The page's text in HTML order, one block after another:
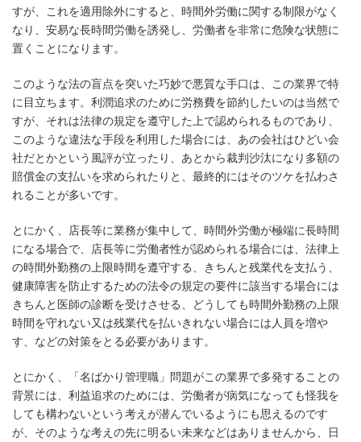
すが、これを適用除外にすると、時間外労働に関する制限がなく
なり、安易な長時間労働を誘発し、労働者を非常に危険な状態に
置くことになります。
このような法の盲点を突いた巧妙で悪質な手口は、この業界で特
に目立ちます。利潤追求のために労務費を節約したいのは当然で
すが、それは法律の規定を遵守した上で認められるものであり、
このような違法な手段を利用した場合には、あの会社はひどい会
社だとかという風評が立ったり、あとから裁判沙汰になり多額の
賠償金の支払いを求められたりと、最終的にはそのツケを払わさ
れることが多いです。
とにかく、店長等に業務が集中して、時間外労働が極端に長時間
になる場合で、店長等に労働者性が認められる場合には、法律上
の時間外勤務の上限時間を遵守する、きちんと残業代を支払う、
健康障害を防止するための法令の規定の要件に該当する場合には
きちんと医師の診断を受けさせる、どうしても時間外勤務の上限
時間を守れない又は残業代を払いきれない場合には人員を増や
す、などの対策をとる必要があります。
とにかく、「名ばかり管理職」問題がこの業界で多発することの
背景には、利益追求のためには、労働者が病気になっても怪我を
しても構わないという考えが潜んでいるようにも思えるのです
が、そのような考えの先に明るい未来などはありませんから、日